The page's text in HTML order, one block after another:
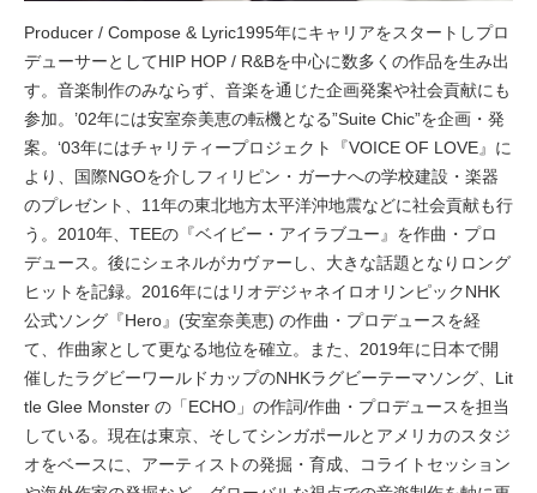
Producer / Compose & Lyric1995年にキャリアをスタートしプロ
デューサーとしてHIP HOP / R&Bを中心に数多くの作品を生み出
す。音楽制作のみならず、音楽を通じた企画発案や社会貢献にも
参加。’02年には安室奈美恵の転機となる”Suite Chic”を企画・発
案。‘03年にはチャリティープロジェクト『VOICE OF LOVE』に
より、国際NGOを介しフィリピン・ガーナへの学校建設・楽器
のプレゼント、11年の東北地方太平洋沖地震などに社会貢献も行
う。2010年、TEEの『ベイビー・アイラブユー』を作曲・プロ
デュース。後にシェネルがカヴァーし、大きな話題となりロング
ヒットを記録。2016年にはリオデジャネイロオリンピックNHK
公式ソング『Hero』(安室奈美恵) の作曲・プロデュースを経
て、作曲家として更なる地位を確立。また、2019年に日本で開
催したラグビーワールドカップのNHKラグビーテーマソング、Lit
tle Glee Monster の「ECHO」の作詞/作曲・プロデュースを担当
している。現在は東京、そしてシンガポールとアメリカのスタジ
オをベースに、アーティストの発掘・育成、コライトセッション